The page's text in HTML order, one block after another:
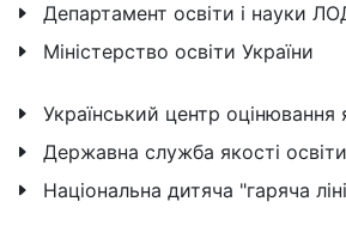
Департамент освіти і науки
Міністерство освіти України
Український центр оцінювання
Державна служба якості
Національна дитяча "гаряча